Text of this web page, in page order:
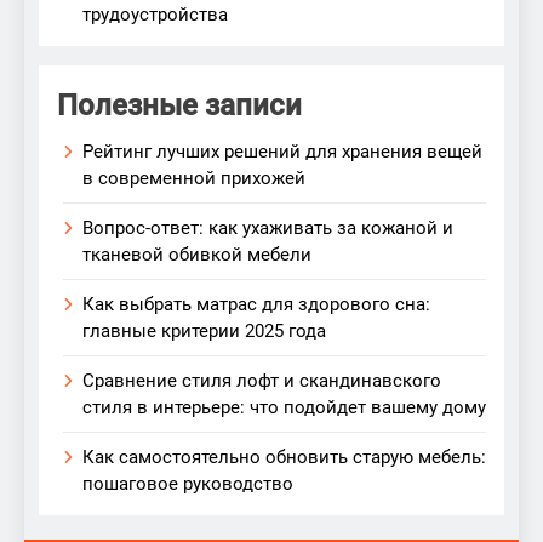
трудоустройства
Полезные записи
Рейтинг лучших решений для хранения вещей
в современной прихожей
Вопрос-ответ: как ухаживать за кожаной и
тканевой обивкой мебели
Как выбрать матрас для здорового сна:
главные критерии 2025 года
Сравнение стиля лофт и скандинавского
стиля в интерьере: что подойдет вашему дому
Как самостоятельно обновить старую мебель:
пошаговое руководство